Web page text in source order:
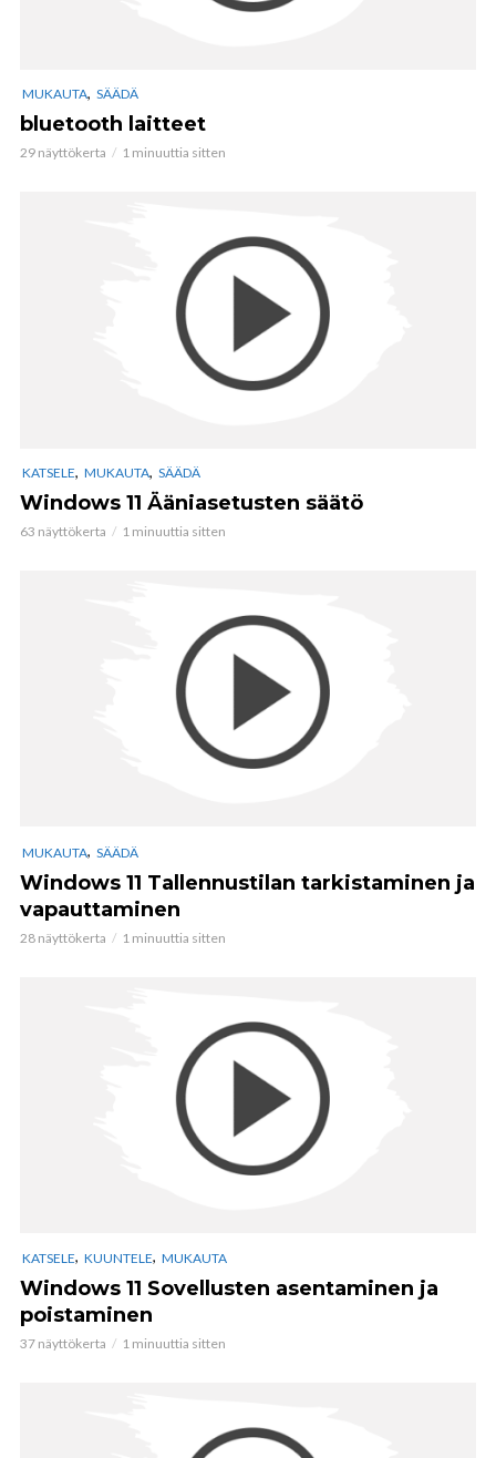
MUKAUTA, SÄÄDÄ
bluetooth laitteet
29 näyttökerta 1 minuuttia sitten
KATSELE, MUKAUTA, SÄÄDÄ
Windows 11 Ääniasetusten säätö
63 näyttökerta 1 minuuttia sitten
MUKAUTA, SÄÄDÄ
Windows 11 Tallennustilan tarkistaminen ja
vapauttaminen
28 näyttökerta 1 minuuttia sitten
KATSELE, KUUNTELE, MUKAUTA
Windows 11 Sovellusten asentaminen ja
poistaminen
37 näyttökerta 1 minuuttia sitten